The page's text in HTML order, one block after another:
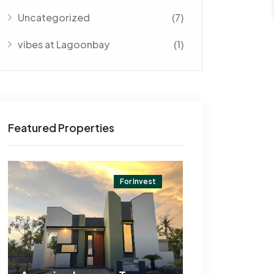
Uncategorized (7)
vibes at Lagoonbay (1)
Featured Properties
For Invest